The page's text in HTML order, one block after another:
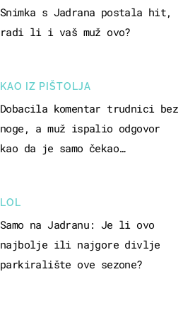
Snimka s Jadrana postala hit,
radi li i vaš muž ovo?
KAO IZ PIŠTOLJA
Dobacila komentar trudnici bez
noge, a muž ispalio odgovor
kao da je samo čekao…
LOL
Samo na Jadranu: Je li ovo
najbolje ili najgore divlje
parkiralište ove sezone?